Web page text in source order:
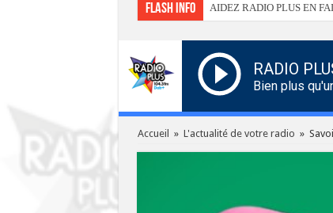
Flash info AIDEZ RADIO PLUS EN
RADIO
Bien plus
Accueil » L'actualité de votre radio »